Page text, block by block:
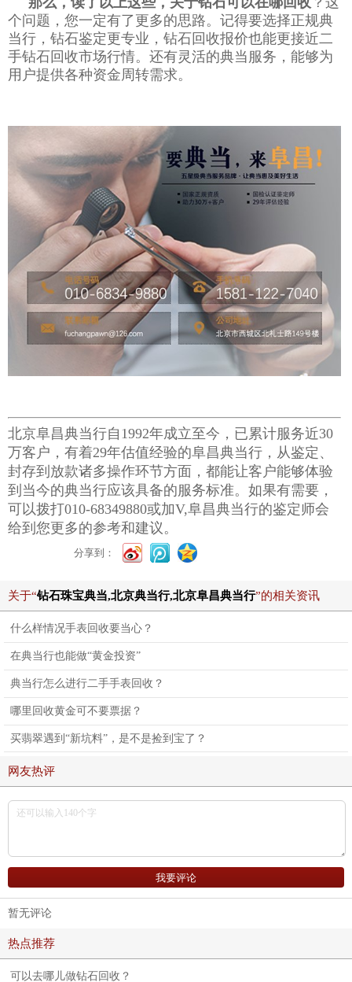
个问题，您一定有了更多的思路。记得要选择正规典
当行，钻石鉴定更专业，钻石回收报价也能更接近二
手钻石回收市场行情。还有灵活的典当服务，能够为
用户提供各种资金周转需求。
北京阜昌典当行自1992年成立至今，已累计服务近30
万客户，有着29年估值经验的阜昌典当行，从鉴定、
封存到放款诸多操作环节方面，都能让客户能够体验
到当今的典当行应该具备的服务标准。如果有需要，
可以拨打010-68349880或加V,阜昌典当行的鉴定师会
给到您更多的参考和建议。
分享到：
关于“钻石珠宝典当,北京典当行,北京阜昌典当行”的相关资讯
什么样情况手表回收要当心？
在典当行也能做“黄金投资”
典当行怎么进行二手手表回收？
哪里回收黄金可不要票据？
买翡翠遇到“新坑料”，是不是捡到宝了？
网友热评
暂无评论
热点推荐
可以去哪儿做钻石回收？